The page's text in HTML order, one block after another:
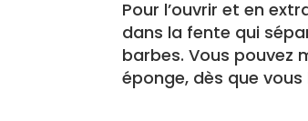
Pour l’ouvrir et en
dans la fente qui
barbes. Vous pouvez
éponge, dès que vous